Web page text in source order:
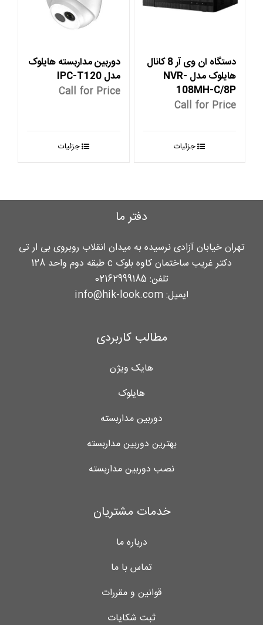
دستگاه ان وی آر 8 کانال
هایلوک مدل NVR-
108MH-C/8P
Call for Price
جزئیات
دوربین مداربسته هایلوک
مدل IPC-T120
Call for Price
جزئیات
دفتر ما
تهران خیابان آزادی نرسیده به میدان انقلاب روبروی بی ار تی
دکتر غریب ساختمان کاوه بلوک c طبقه دوم واحد 128
تلفن: 02162999185
ایمیل: info@hik-look.com
مطالب کاربردی
هایک ویژن
هایلوک
دوربین مداربسته
بهترین دوربین مداربسته
نصب دوربین مداربسته
خدمات مشتریان
درباره ما
تماس با ما
قوانین و مقررات
ثبت شکایات